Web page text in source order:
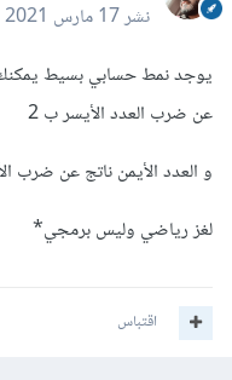
نشر17 مارس 2021
يوجد نمط حسابي بسيط
عن ضرب العدد الأيسر ب 2
و العدد الأيمن ناتج عن ضرب
لغز رياضي وليس برمجي*
اقتباس